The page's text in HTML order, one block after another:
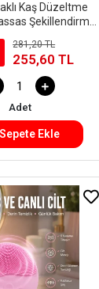
Kaş Düzeltme
Şekillendirme
Kullanım
281,20 TL
255,60 TL
Adet
Sepete Ekle